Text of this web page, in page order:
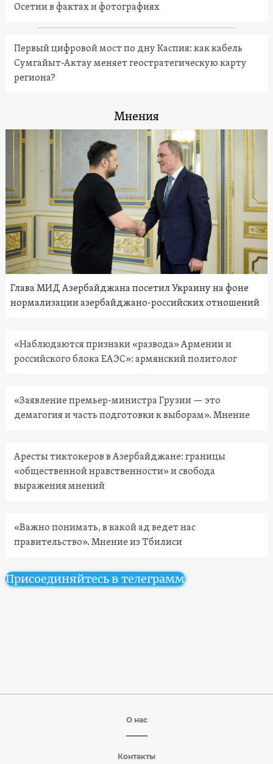
Осетии в фактах и фотографиях
Первый цифровой мост по дну Каспия: как кабель
Сумгайыт-Актау меняет геостратегическую карту
региона?
Мнения
Глава МИД Азербайджана посетил Украину на фоне
нормализации азербайджано-российских отношений
«Наблюдаются признаки «развода» Армении и
российского блока ЕАЭС»: армянский политолог
«Заявление премьер-министра Грузии — это
демагогия и часть подготовки к выборам». Мнение
Аресты тиктокеров в Азербайджане: границы
«общественной нравственности» и свобода
выражения мнений
«Важно понимать, в какой ад ведет нас
правительство». Мнение из Тбилиси
Присоединяйтесь в телеграмм
О нас
Контакты